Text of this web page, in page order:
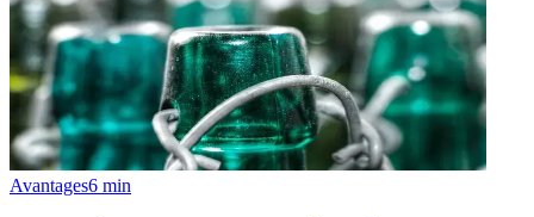
Avantages6 min